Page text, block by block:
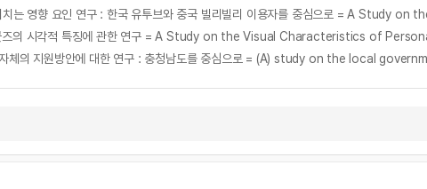
굿즈의 시각적 특징에 관한 연구 = A Study on the Visual Characteristics of